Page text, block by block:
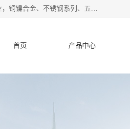
本公司坐落于中国广东省东莞市,长期批发供应铜合金，铝合金，锌合金，镁合金，私营独资企业，铜镍合金、不锈钢系列、五金冲压材料、进口金属材料、钨钢、高速钢、白钢刀、铝系列材料、铝镁合金、锰钢片等，启越是一家经国家相关部门批准注册的企业。公司以雄厚的实力、合理的厂家、优良的服务与多家企业建立了长期的合作关系。欢迎前来参观、考察、洽谈业务。 金属材料...,欢迎惠顾！
首页 产品中心